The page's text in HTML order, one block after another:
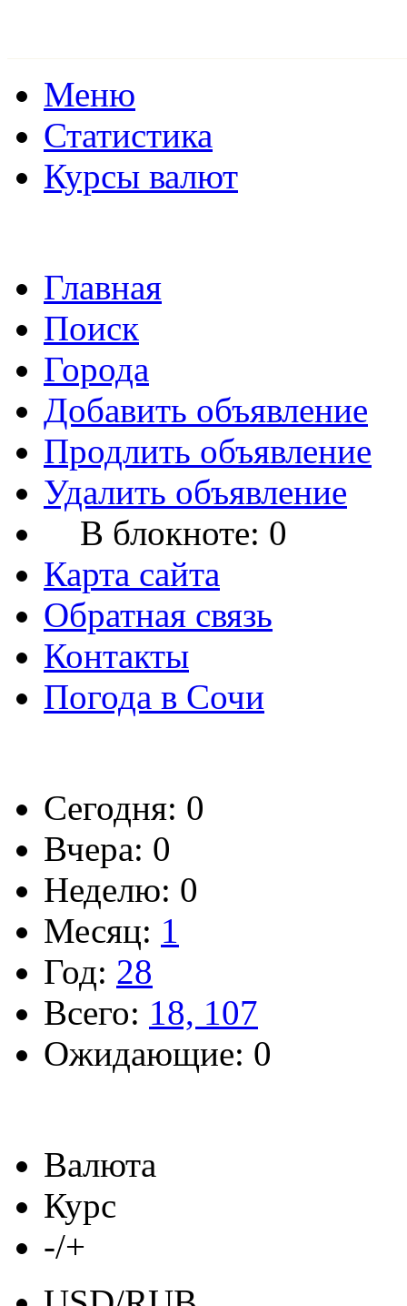
Меню
Статистика
Курсы валют
Главная
Поиск
Города
Добавить объявление
Продлить объявление
Удалить объявление
В блокноте: 0
Карта сайта
Обратная связь
Контакты
Погода в Сочи
Сегодня: 0
Вчера: 0
Неделю: 0
Месяц: 1
Год: 28
Всего: 18, 107
Ожидающие: 0
Валюта
Курс
-/+